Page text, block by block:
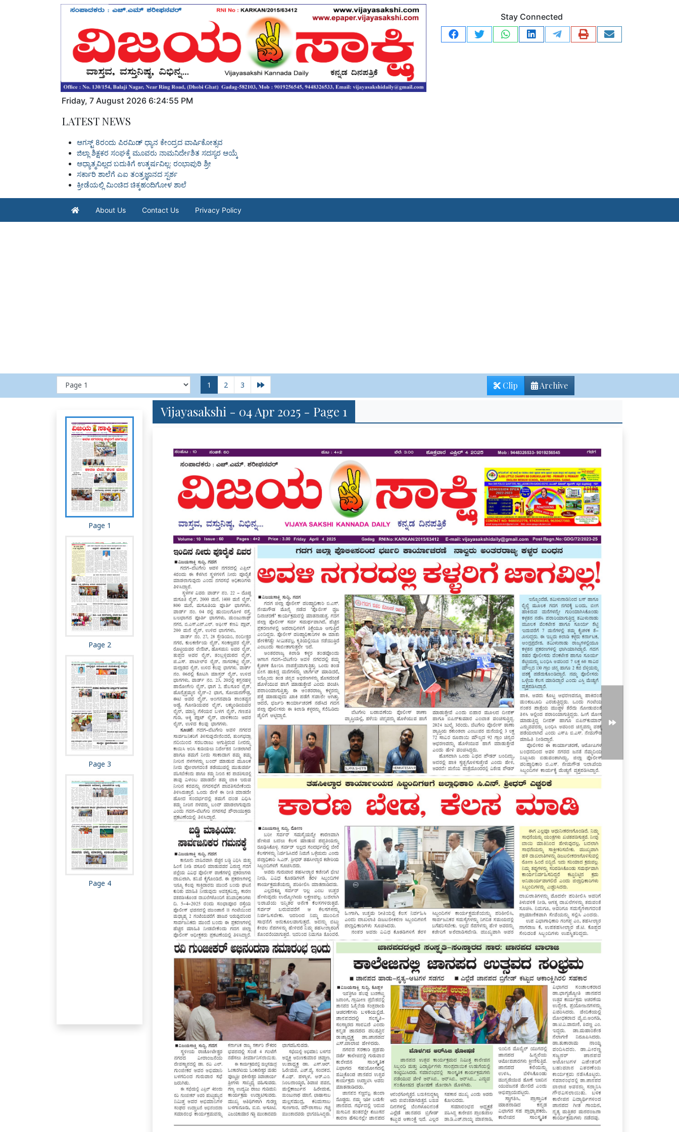
Friday, 7 August 2026 6:24:56 PM
LATEST NEWS
ಆಗಸ್ಟ್ 8ರಂದು ಪಿರಮಿಡ್ ಧ್ಯಾನ ಕೇಂದ್ರದ ವಾರ್ಷಿಕೋತ್ಸವ
ಜಿಲ್ಲಾ ಶಿಕ್ಷಕರ ಸಂಘಕ್ಕೆ ಮೂವರು ನಾಮನಿರ್ದೇಶಿತ ಸದಸ್ಯರ ಆಯ್ಕೆ
ಆಧ್ಯಾತ್ಮವಿಲ್ಲದ ಬದುಕಿಗೆ ಉತ್ಕರ್ಷವಿಲ್ಲ: ರಂಭಾಪುರಿ ಶ್ರೀ
ಸರ್ಕಾರಿ ಶಾಲೆಗೆ ಎಐ ತಂತ್ರಜ್ಞಾನದ ಸ್ಪರ್ಶ
ಕ್ರೀಡೆಯಲ್ಲಿ ಮಿಂಚಿದ ಚಿಕ್ಕಹಂದಿಗೋಳ ಶಾಲೆ
Stay Connected
About Us Contact Us Privacy Policy
1 2 3 Archive
Clip
Page 1
Page 2
Page 3
Page 4
Vijayasakshi - 04 Apr 2025 - Page 1